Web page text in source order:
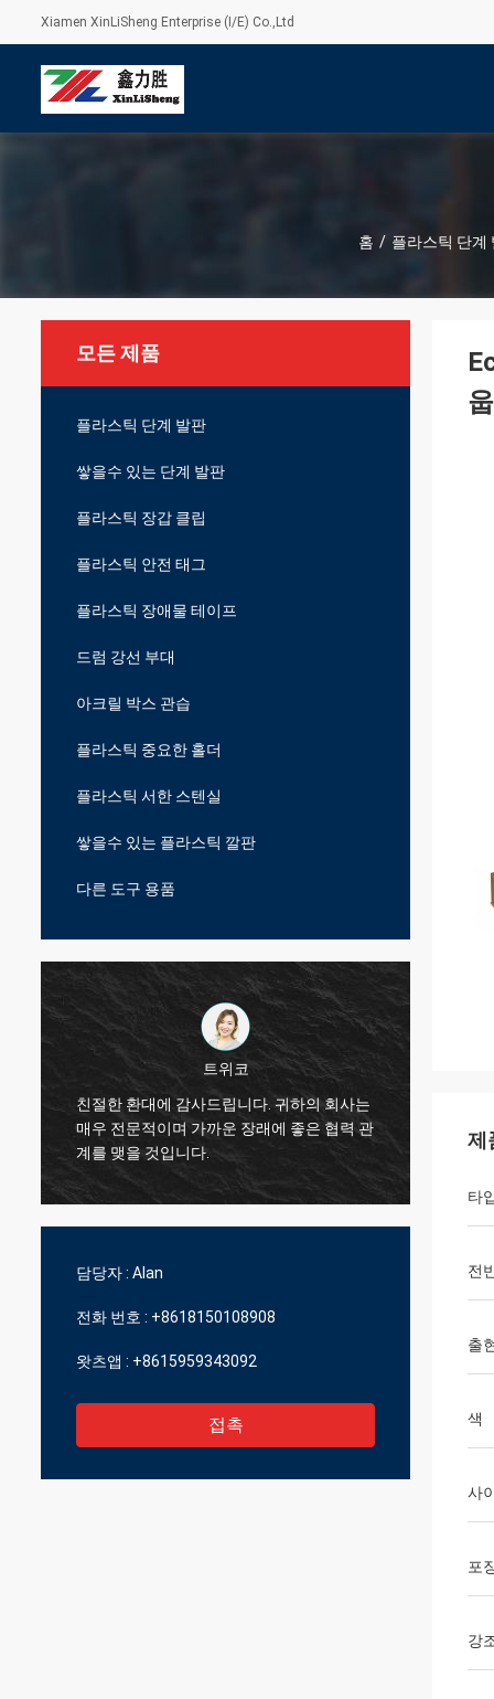
Xiamen XinLiSheng Enterprise (I/E) Co.,Ltd
홈 / 플라스틱 단계
모든 제품
플라스틱 단계 발판
쌓을수 있는 단계 발판
플라스틱 장갑 클립
플라스틱 안전 태그
플라스틱 장애물 테이프
드럼 강선 부대
아크릴 박스 관습
플라스틱 중요한 홀더
플라스틱 서한 스텐실
쌓을수 있는 플라스틱 깔판
다른 도구 용품
트위코
친절한 환대에 감사드립니다. 귀하의 회사는
매우 전문적이며 가까운 장래에 좋은 협력 관
계를 맺을 것입니다.
적인
담당자 : Alan
전화 번호 : +8618150108908
왓츠앱 : +8615959343092
접촉
제
타
전
출
색
사
포
강